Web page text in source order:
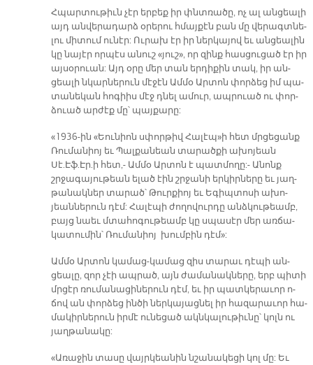
Հպար­տու­թիւն չէր եր­բեք իր փնտռա­ծը, ոչ ալ ան­ցեա­լի
այդ ան­վե­րա­դարձ օ­րե­րու հմայ­քէն բան մը վե­րագտ­նե­
լու մի­տում ու­նէր: Ու­րախ էր իր ներ­կա­յով եւ ան­ցեա­լին
կը նա­յէր որ­պէս ա­նուշ «յու­շ», որ զինք հաս­ցու­ցած էր իր
այ­սօ­րուան: Այդ օ­րը մեր տան եր­դի­քին տակ, իր ան­
ցեա­լի նկար­նե­րուն մէ­ջէն Ամ­մօ Ար­տոն փոր­ձեց իմ պա­
տա­նե­կան հո­գիիս մէջ դնել ա­մուր, ապ­րուած ու փոր­
ձուած ար­ժէք մը՝ պայ­քա­րը:
«1936-ին «Եու­նիոն սփոր­թիվ Հա­լէ­պ»ի հետ մրցե­ցանք
Ռու­մա­նիոյ եւ Պալ­քա­նեան տա­րած­քի ա­խո­յեան
Սէ.Էֆ.Էր.ի հետ,- Ամ­մօ Ար­տոն է պատ­մո­ղը:- Ա­նոնք
շրջա­գա­յու­թեան ե­լած էին շրջա­նի եր­կիր­նե­րը եւ յաղ­
թա­նակ­ներ տա­րած՝ Թուր­քիոյ եւ Ե­գիպ­տո­սի ա­խո­
յեան­նե­րուն դէմ: Հա­լէ­պի ժո­ղո­վուր­դը անձ­կու­թեամբ,
բայց նաեւ մտա­հո­գու­թեամբ կը սպա­սէր մեր առ­ճա­
կա­տու­մին՝ Ռու­մա­նիոյ խում­բին դէ­մ»:
Ամ­մօ Ար­տոն կա­մաց-կա­մաց զիս տա­րաւ դէ­պի ան­
ցեա­լը, զոր չէի ապ­րած, այն ժա­մա­նակ­նե­րը, երբ պի­տի
մրցէր ռու­մա­նա­ցի­նե­րուն դէմ, եւ իր պատ­կե­րա­ւոր ո­
ճով ան փոր­ձեց ին­ծի ներ­կա­յաց­նել իր հա­զա­րա­ւոր հա­
մա­կիր­նե­րուն իր­մէ ու­նե­ցած ակն­կա­լու­թիւ­նը՝ կոլն ու
յաղ­թա­նա­կը:
«Ա­ռա­ջին տա­սը վայր­կեա­նին նշա­նա­կե­ցի կոլ մը: Եւ